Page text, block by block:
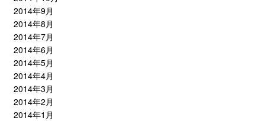
2014年9月
2014年8月
2014年7月
2014年6月
2014年5月
2014年4月
2014年3月
2014年2月
2014年1月